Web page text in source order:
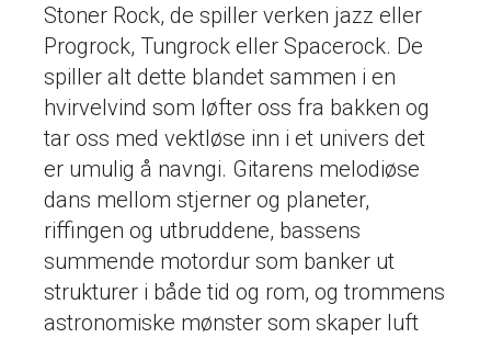
Stoner Rock, de spiller verken jazz eller
Progrock, Tungrock eller Spacerock. De
spiller alt dette blandet sammen i en
hvirvelvind som løfter oss fra bakken og
tar oss med vektløse inn i et univers det
er umulig å navngi. Gitarens melodiøse
dans mellom stjerner og planeter,
riffingen og utbruddene, bassens
summende motordur som banker ut
strukturer i både tid og rom, og trommens
astronomiske mønster som skaper luft